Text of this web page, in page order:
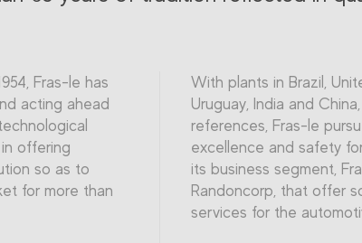
Fras-le has
acting ahead
offering
so as to
for more than
With plants in Brazil,
Uruguay, India and
references, Fras-le
excellence and safety
its business segment,
Randoncorp, that offer
services for the